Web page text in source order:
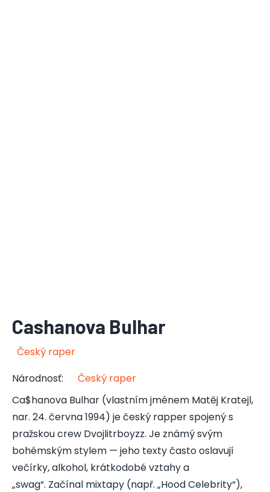
Cashanova Bulhar
Český raper
Národnosť:
Český raper
Ca$hanova Bulhar (vlastním jménem Matěj Kratejl,
nar. 24. června 1994) je český rapper spojený s
pražskou crew Dvojlitrboyzz. Je známý svým
bohémským stylem — jeho texty často oslavují
večírky, alkohol, krátkodobé vztahy a
„swag“. Začínal mixtapy (např. „Hood Celebrity“),